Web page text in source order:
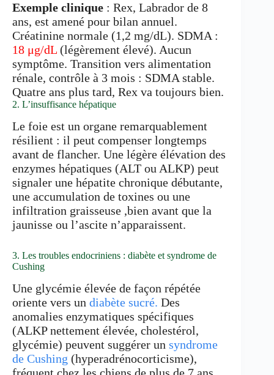
Exemple clinique : Rex, Labrador de 8
ans, est amené pour bilan annuel.
Créatinine normale (1,2 mg/dL). SDMA :
18 μg/dL (légèrement élevé). Aucun
symptôme. Transition vers alimentation
rénale, contrôle à 3 mois : SDMA stable.
Quatre ans plus tard, Rex va toujours bien.
2. L’insuffisance hépatique
Le foie est un organe remarquablement
résilient : il peut compenser longtemps
avant de flancher. Une légère élévation des
enzymes hépatiques (ALT ou ALKP) peut
signaler une hépatite chronique débutante,
une accumulation de toxines ou une
infiltration graisseuse ,bien avant que la
jaunisse ou l’ascite n’apparaissent.
3. Les troubles endocriniens : diabète et syndrome de
Cushing
Une glycémie élevée de façon répétée
oriente vers un diabète sucré. Des
anomalies enzymatiques spécifiques
(ALKP nettement élevée, cholestérol,
glycémie) peuvent suggérer un syndrome
de Cushing (hyperadrénocorticisme),